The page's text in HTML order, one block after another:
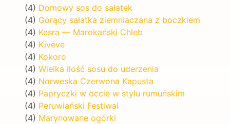
(4) Domowy sos do sałatek
(4) Gorący sałatka ziemniaczana z boczkiem
(4) Kesra — Marokański Chleb
(4) Kiveve
(4) Kokoro
(4) Wielka ilość sosu do uderzenia
(4) Norweska Czerwona Kapusta
(4) Papryczki w occie w stylu rumuńskim
(4) Peruwiański Festiwal
(4) Marynowane ogórki